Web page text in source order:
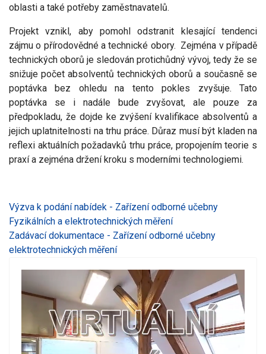
oblasti a také potřeby zaměstnavatelů.
Projekt vznikl, aby pomohl odstranit klesající tendenci
zájmu o přírodovědné a technické obory. Zejména v případě
technických oborů je sledován protichůdný vývoj, tedy že se
snižuje počet absolventů technických oborů a současně se
poptávka bez ohledu na tento pokles zvyšuje. Tato
poptávka se i nadále bude zvyšovat, ale pouze za
předpokladu, že dojde ke zvýšení kvalifikace absolventů a
jejich uplatnitelnosti na trhu práce. Důraz musí být kladen na
reflexi aktuálních požadavků trhu práce, propojením teorie s
praxí a zejména držení kroku s moderními technologiemi.
Výzva k podání nabídek - Zařízení odborné učebny
Fyzikálních a elektrotechnických měření
Zadávací dokumentace - Zařízení odborné učebny
elektrotechnických měření